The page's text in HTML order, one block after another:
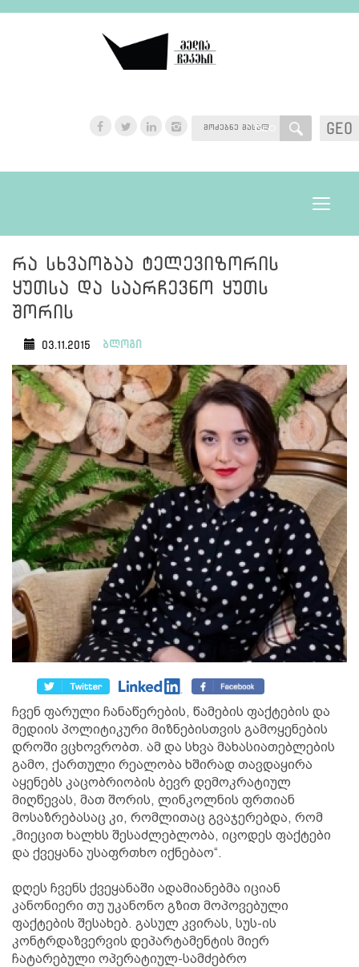
GEO
GEO
Toggle
რა სხვაობაა ტელევიზორის
ყუთსა და საარჩევნო ყუთს
შორის
03.11.2015 ბლოგი
ჩვენ ფარული ჩანაწერების, წამების ფაქტების და
მედიის პოლიტიკური მიზნებისთვის გამოყენების
დროში ვცხოვრობთ. ამ და სხვა მახასიათებლების
გამო, ქართული რეალობა ხშირად თავდაყირა
აყენებს კაცობრიობის ბევრ დემოკრატიულ
მიღწევას, მათ შორის, ლინკოლნის ფრთიან
მოსაზრებასაც კი, რომლითაც გვაჯერებდა, რომ
„მიეცით ხალხს შესაძლებლობა, იცოდეს ფაქტები
და ქვეყანა უსაფრთხო იქნებაო“.
დღეს ჩვენს ქვეყანაში ადამიანებმა იციან
კანონიერი თუ უკანონო გზით მოპოვებული
ფაქტების შესახებ. გასულ კვირას, სუს-ის
კონტრდაზვერვის დეპარტამენტის მიერ
ჩატარებული ოპერატიულ-სამძებრო